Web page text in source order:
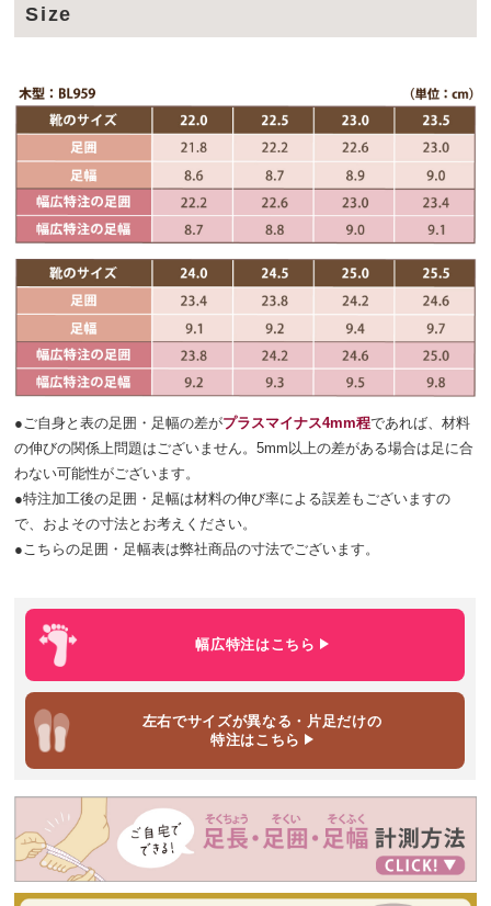
Size
●ご自身と表の足囲・足幅の差がプラスマイナス4mm程であれば、材料
の伸びの関係上問題はございません。5mm以上の差がある場合は足に合
わない可能性がございます。
●特注加工後の足囲・足幅は材料の伸び率による誤差もございますの
で、およその寸法とお考えください。
●こちらの足囲・足幅表は弊社商品の寸法でございます。
幅広特注はこちら
左右でサイズが異なる・片足だけの
特注はこちら